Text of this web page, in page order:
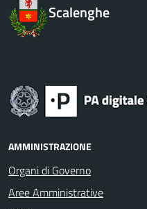
Scalenghe
AMMINISTRAZIONE
Organi di Governo
Aree Amministrative